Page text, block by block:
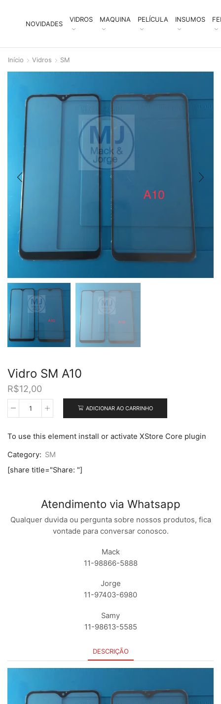
NOVIDADES
VIDROS MAQUINA PELÍCULA INSUMOS
Início Vidros SM
Vidro SM A10
R$12,00
Vidro
quantidade
ADICIONAR AO CARRINHO
To use this element install or activate XStore Core plugin
Category: SM
[share title="Share: "]
Atendimento via Whatsapp
Qualquer duvida ou pergunta sobre nossos produtos, fica
vontade para conversar conosco.
Mack
11-98866-5888
Jorge
11-97403-6980
Samy
11-98613-5585
DESCRIÇÃO